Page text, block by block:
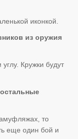
иконкой.
из оружия
Кружки будут
то
еще один бой и